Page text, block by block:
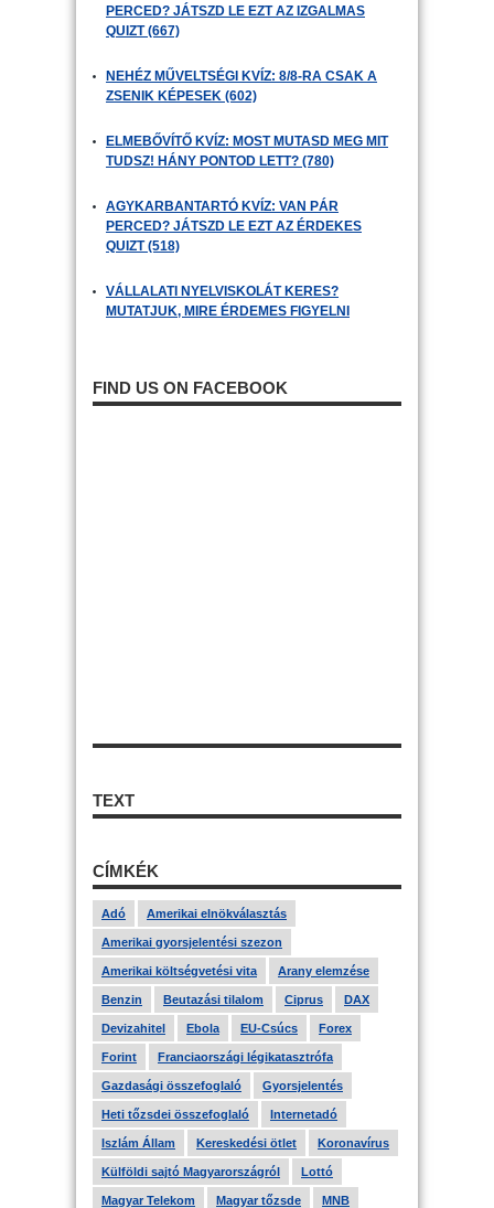
PERCED? JÁTSZD LE EZT AZ IZGALMAS
QUIZT (667)
NEHÉZ MŰVELTSÉGI KVÍZ: 8/8-RA CSAK A
ZSENIK KÉPESEK (602)
ELMEBŐVÍTŐ KVÍZ: MOST MUTASD MEG MIT
TUDSZ! HÁNY PONTOD LETT? (780)
AGYKARBANTARTÓ KVÍZ: VAN PÁR
PERCED? JÁTSZD LE EZT AZ ÉRDEKES
QUIZT (518)
VÁLLALATI NYELVISKOLÁT KERES?
MUTATJUK, MIRE ÉRDEMES FIGYELNI
FIND US ON FACEBOOK
TEXT
CÍMKÉK
Adó Amerikai elnökválasztás
Amerikai gyorsjelentési szezon
Amerikai költségvetési vita Arany elemzése
Benzin Beutazási tilalom Ciprus DAX
Devizahitel Ebola EU-Csúcs Forex
Forint Franciaországi légikatasztrófa
Gazdasági összefoglaló Gyorsjelentés
Heti tőzsdei összefoglaló Internetadó
Iszlám Állam Kereskedési ötlet Koronavírus
Külföldi sajtó Magyarországról Lottó
Magyar Telekom Magyar tőzsde MNB